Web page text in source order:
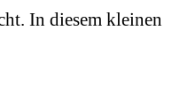
In diesem kleinen